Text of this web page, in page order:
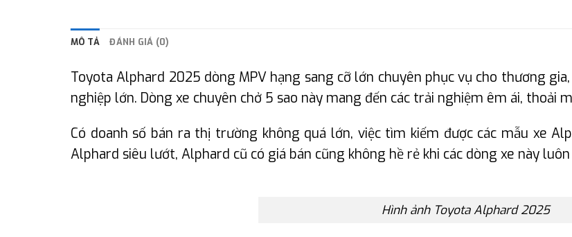
MÔ TẢ ĐÁNH GIÁ (0)
Toyota Alphard 2025 dòng MPV hạng sang cỡ lớn chuyên phục vụ cho thương
nghiệp lớn. Dòng xe chuyên chở 5 sao này mang đến các trải nghiệm êm ái, thoải
Có doanh số bán ra thị trường không quá lớn, việc tìm kiếm được các mẫu xe
Alphard siêu lướt, Alphard cũ có giá bán cũng không hề rẻ khi các dòng xe này
Hình ảnh Toyota Alphard 2025